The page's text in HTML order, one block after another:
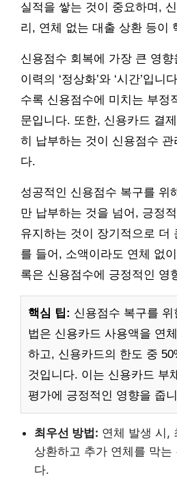
실적을 쌓는 것이 중요하며,
리, 연체 없는 대출 상환 등이
신용점수 회복에 가장 큰 영향
이력의 ‘정상화’와 ‘시간’입니
수록 신용점수에 미치는 부정
문입니다. 또한, 신용카드 결
히 납부하는 것이 신용점수 관
다.
성공적인 신용점수 복구를 위
만 납부하는 것을 넘어, 긍정
유지하는 것이 장기적으로 더
를 들어, 소액이라도 연체 없
록은 신용점수에 긍정적인 영
핵심 팁: 신용점수 복구를
법은 신용카드 사용액을 연
하고, 신용카드의 한도 중
것입니다. 이는 신용카드 부
평가에 긍정적인 영향을 줍
최우선 방법: 연체 발생 시,
상환하고 추가 연체를 막는
다.